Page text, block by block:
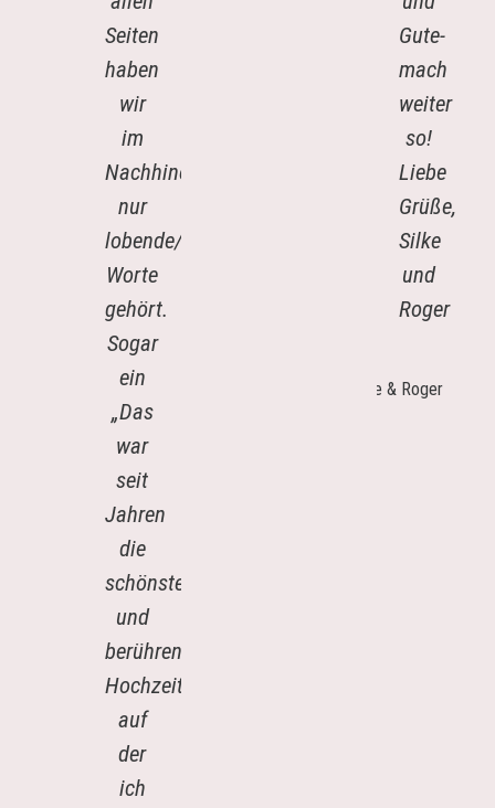
Seiten
haben
wir
im
Nachhinein
nur
lobende/anerkennende
Worte
gehört.
Sogar
ein
„Das
war
seit
Jahren
die
schönste
und
berührendste
Hochzeit
auf
der
ich
Gute-
mach
weiter
so!
Liebe
Grüße,
Silke
und
Roger